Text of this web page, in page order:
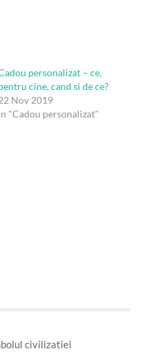
personalizat – ce,
cine, cand si de ce?
Nov 2019
"Cadou personalizat"
civilizatiei